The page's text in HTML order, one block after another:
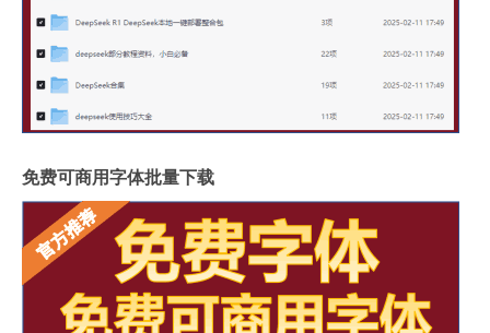
免费可商用字体批量下载